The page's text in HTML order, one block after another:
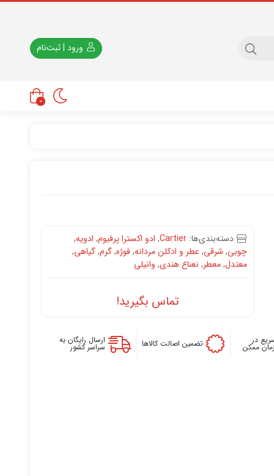
ورود | ثبت‌نام
0
دسته‌بندی‌ها: Cartier
, ادو اکسترا پرفیوم, ادویه,
چوبی, شرقی, عطر و ادکلن مردانه,فوژه,گرم,گیاهی,
معتدل,معطر, نعناع هندی, وانیلی
تماس بگیرید!
در
ممکن تضمین اصالت کالاها ارسال رایگان به
سراسر کشور